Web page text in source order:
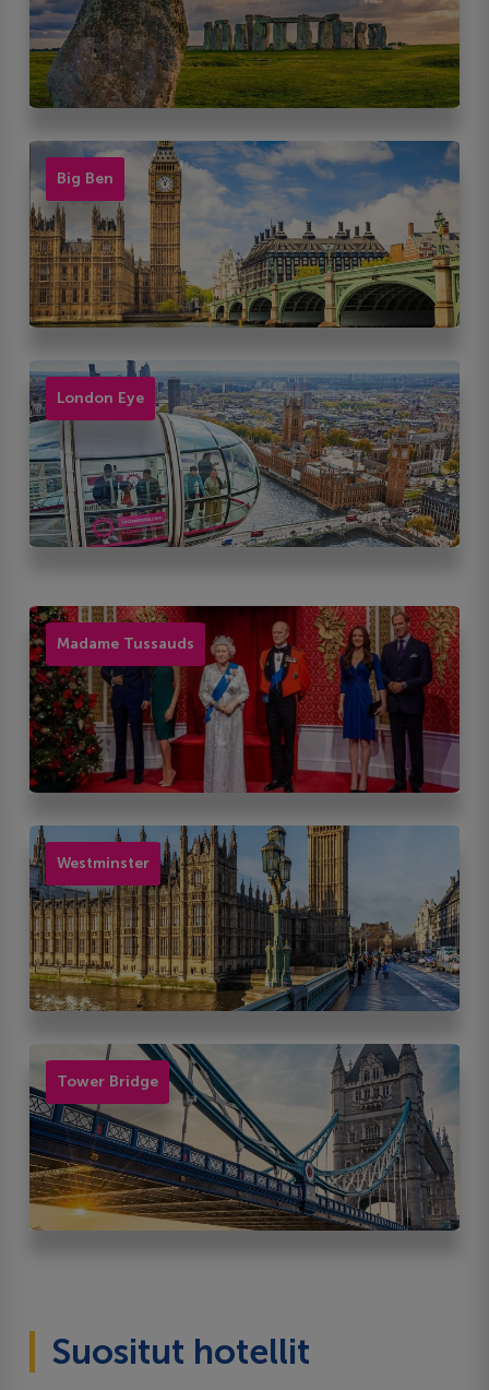
Big Ben
London Eye
Madame Tussauds
Westminster
Tower Bridge
Suositut hotellit